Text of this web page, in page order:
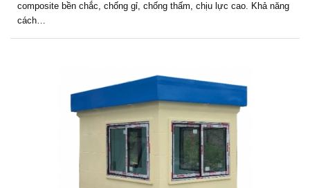
composite bền chắc, chống gỉ, chống thấm, chịu lực cao. Khả năng
cách…